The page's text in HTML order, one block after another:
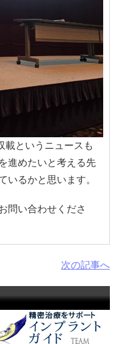
載というニュースも
進めたいと考える先
いるかと思います。
問い合わせくださ
次の記事へ